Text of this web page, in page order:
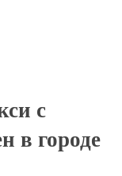
с
в городе